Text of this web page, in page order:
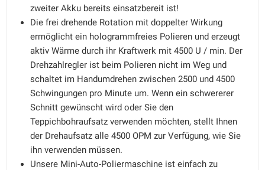
zweiter Akku bereits einsatzbereit ist!
Die frei drehende Rotation mit doppelter Wirkung
ermöglicht ein hologrammfreies Polieren und erzeugt
aktiv Wärme durch ihr Kraftwerk mit 4500 U / min. Der
Drehzahlregler ist beim Polieren nicht im Weg und
schaltet im Handumdrehen zwischen 2500 und 4500
Schwingungen pro Minute um. Wenn ein schwererer
Schnitt gewünscht wird oder Sie den
Teppichbohraufsatz verwenden möchten, stellt Ihnen
der Drehaufsatz alle 4500 OPM zur Verfügung, wie Sie
ihn verwenden müssen.
Unsere Mini-Auto-Poliermaschine ist einfach zu